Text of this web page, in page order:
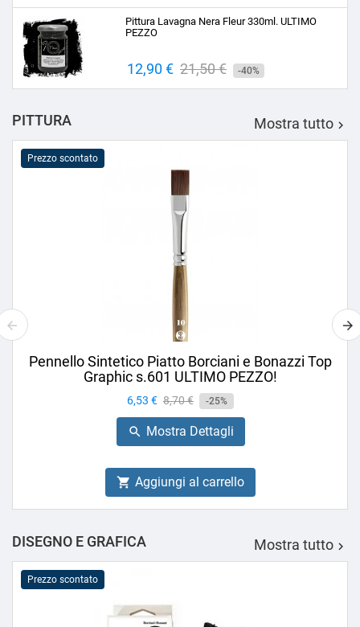
base
Pittura Lavagna Nera Fleur 330ml. ULTIMO
PEZZO
Prezzo
12,90 € Prezzo
base
21,50 € -40%
PITTURA Mostra tutto 
Prezzo scontato
Pennello Sintetico Piatto Borciani e Bonazzi Top
Graphic s.601 ULTIMO PEZZO!
Prezzo
6,53 € Prezzo
base
8,70 € -25%
 Mostra Dettagli
 Aggiungi al carrello
DISEGNO E GRAFICA Mostra tutto 
Prezzo scontato